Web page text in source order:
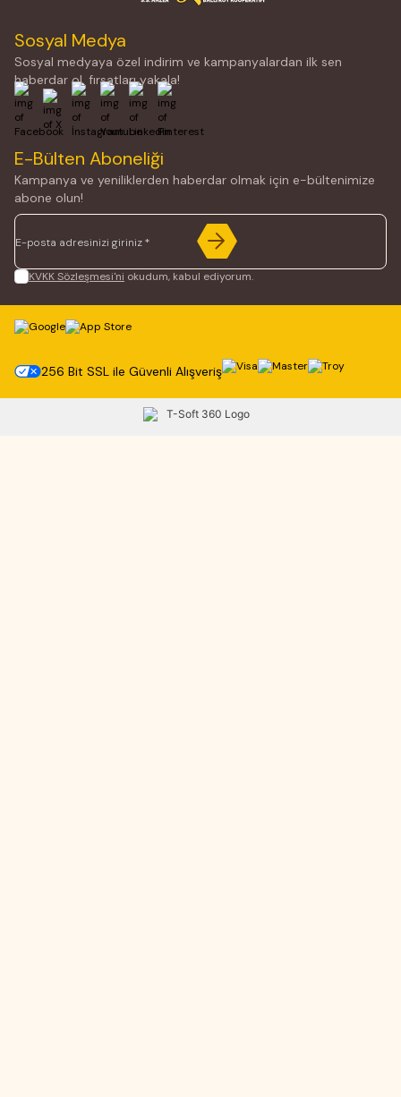
Sosyal Medya
Sosyal medyaya özel indirim ve kampanyalardan ilk sen
haberdar ol, fırsatları yakala!
Facebook
X İnstagramYoutubeLinkedin
E-Bülten Aboneliği
Kampanya ve yeniliklerden haberdar olmak için e-bültenimize
abone olun!
KVKK Sözleşmesi'ni okudum, kabul ediyorum.
256 Bit SSL ile Güvenli Alışveriş